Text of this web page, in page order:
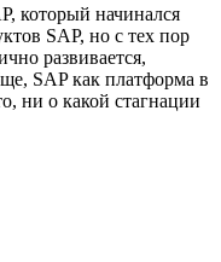
который начинался
SAP, но с тех пор
развивается,
SAP как платформа в
ни о какой стагнации